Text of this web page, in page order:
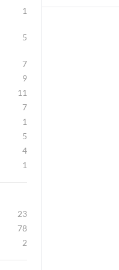
1
5
7
9
11
7
1
5
4
1
23
78
2